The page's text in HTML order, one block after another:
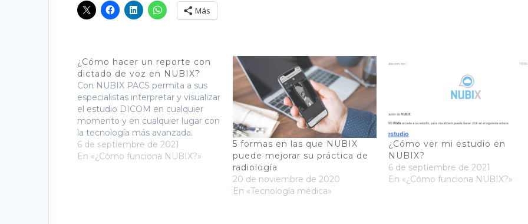
Más
¿Cómo hacer un reporte con
dictado de voz en NUBIX?
Con NUBIX PACS permita a sus
especialistas interpretar y visualizar
el estudio DICOM en cualquier
momento y en cualquier lugar con
la tecnología más avanzada.
Atención en español a clientes y
usuarios. Toda su información se
6 de septiembre de 2021
En «¿Cómo funciona NUBIX?»
5 formas en las que NUBIX
puede mejorar su práctica de
radiología
20 de noviembre de 2020
En «Tecnología médica»
¿Cómo ver mi estudio en
NUBIX?
6 de septiembre de 2021
En «¿Cómo funciona NUBIX?»